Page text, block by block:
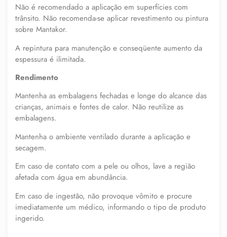
Não é recomendado a aplicação em superfícies com
trânsito. Não recomenda-se aplicar revestimento ou pintura
sobre Mantakor.
A repintura para manutenção e conseqüente aumento da
espessura é ilimitada.
Rendimento
Mantenha as embalagens fechadas e longe do alcance das
crianças, animais e fontes de calor. Não reutilize as
embalagens.
Mantenha o ambiente ventilado durante a aplicação e
secagem.
Em caso de contato com a pele ou olhos, lave a região
afetada com água em abundância.
Em caso de ingestão, não provoque vômito e procure
imediatamente um médico, informando o tipo de produto
ingerido.